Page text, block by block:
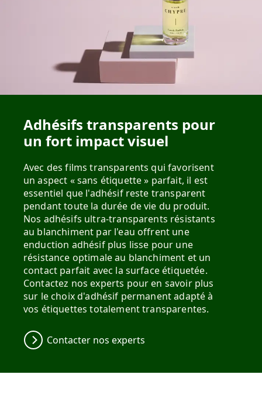
Adhésifs transparents pour
un fort impact visuel
Avec des films transparents qui favorisent
un aspect « sans étiquette » parfait, il est
essentiel que l'adhésif reste transparent
pendant toute la durée de vie du produit.
Nos adhésifs ultra-transparents résistants
au blanchiment par l'eau offrent une
enduction adhésif plus lisse pour une
résistance optimale au blanchiment et un
contact parfait avec la surface étiquetée.
Contactez nos experts pour en savoir plus
sur le choix d'adhésif permanent adapté à
vos étiquettes totalement transparentes.
Contacter nos experts